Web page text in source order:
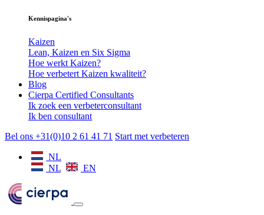
Kennispagina's
Kaizen
Lean, Kaizen en Six Sigma
Hoe werkt Kaizen?
Hoe verbetert Kaizen kwaliteit?
Blog
Cierpa Certified Consultants
Ik zoek een verbeterconsultant
Ik ben consultant
Bel ons +31(0)10 2 61 41 71 Start met verbeteren
NL
NL
EN